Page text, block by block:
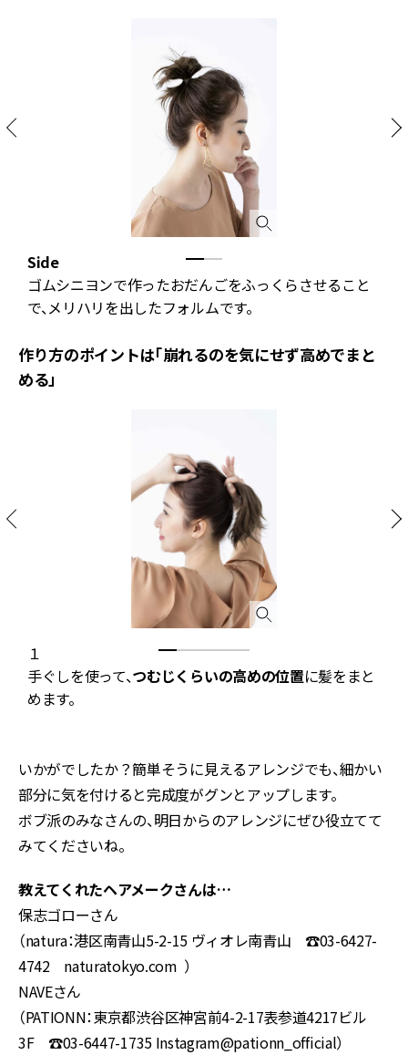
Side
ゴムシニヨンで作ったおだんごをふっくらさせること
で、メリハリを出したフォルムです。
作り方のポイントは「崩れるのを気にせず高めでまと
める」
１
手ぐしを使って、つむじくらいの高めの位置に髪をまと
めます。
いかがでしたか？簡単そうに見えるアレンジでも、細かい
部分に気を付けると完成度がグンとアップします。
ボブ派のみなさんの、明日からのアレンジにぜひ役立てて
みてくださいね。
教えてくれたヘアメークさんは…
保志ゴローさん
（natura：港区南青山5-2-15 ヴィオレ南青山 ☎03-6427-
4742 naturatokyo.com ）
NAVEさん
（PATIONN：東京都渋谷区神宮前4-2-17表参道4217ビル
3F ☎03-6447-1735 Instagram@pationn_official）